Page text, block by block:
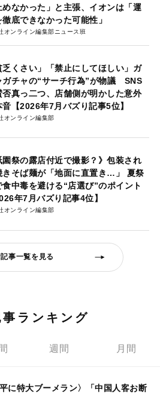
めなかった」と主張、イオンは「運
徹底できなかった可能性」
オンライン編集部ニュース班
乏くさい」「禁止にしてほしい」ガ
ガチャの“サーチ行為”が物議 SNS
否真っ二つ、店舗側が明かした意外
音【2026年7月バズり記事5位】
オンライン編集部
園祭の露店付近で撮影？》包装され
きそば麺が「地面に直置き…」 夏祭
食中毒を避ける“店選び”のポイント
年7月バズり記事4位】
オンライン編集部
事一覧を見る
事ランキング
週間 月間
平に特大ブーメラン〉「中国人客お断